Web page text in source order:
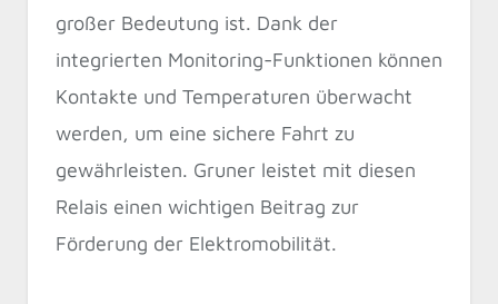
großer Bedeutung ist. Dank der
integrierten Monitoring-Funktionen können
Kontakte und Temperaturen überwacht
werden, um eine sichere Fahrt zu
gewährleisten. Gruner leistet mit diesen
Relais einen wichtigen Beitrag zur
Förderung der Elektromobilität.